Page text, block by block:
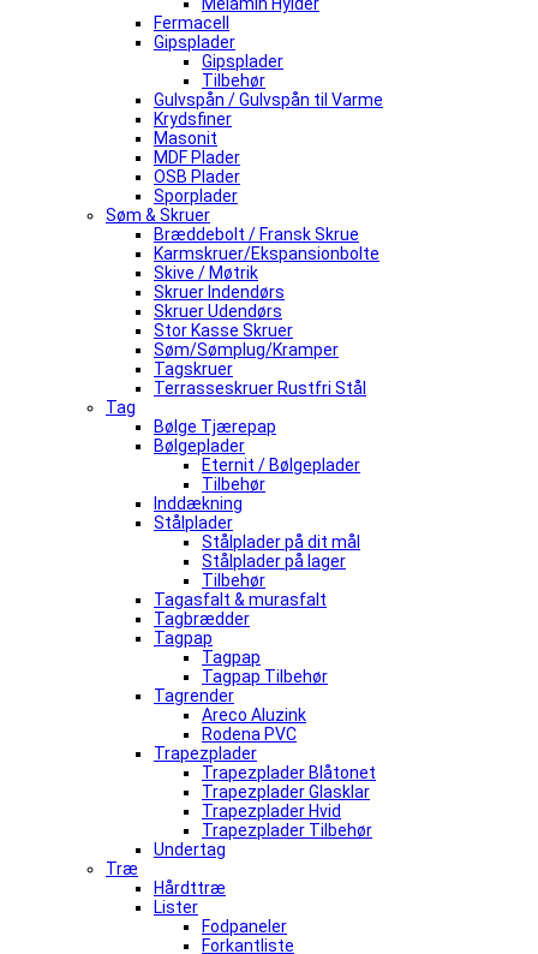
Fermacell
Gipsplader
Gipsplader
Tilbehør
Gulvspån / Gulvspån til Varme
Krydsfiner
Masonit
MDF Plader
OSB Plader
Sporplader
Søm & Skruer
Bræddebolt / Fransk Skrue
Karmskruer/Ekspansionbolte
Skive / Møtrik
Skruer Indendørs
Skruer Udendørs
Stor Kasse Skruer
Søm/Sømplug/Kramper
Tagskruer
Terrasseskruer Rustfri Stål
Tag
Bølge Tjærepap
Bølgeplader
Eternit / Bølgeplader
Tilbehør
Inddækning
Stålplader
Stålplader på dit mål
Stålplader på lager
Tilbehør
Tagasfalt & murasfalt
Tagbrædder
Tagpap
Tagpap
Tagpap Tilbehør
Tagrender
Areco Aluzink
Rodena PVC
Trapezplader
Trapezplader Blåtonet
Trapezplader Glasklar
Trapezplader Hvid
Trapezplader Tilbehør
Undertag
Træ
Hårdttræ
Lister
Fodpaneler
Forkantliste